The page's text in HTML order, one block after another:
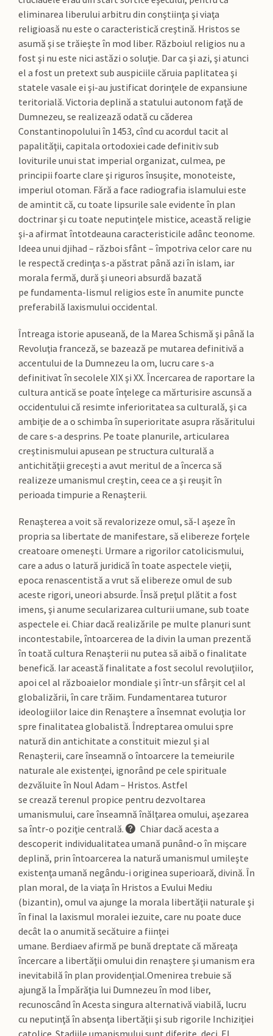
eliminarea liberului arbitru din conştiinţa şi viaţa
religioasă nu este o caracteristică creştină. Hristos se
asumă şi se trăieşte în mod liber. Războiul religios nu a
fost şi nu este nici astăzi o soluţie. Dar ca şi azi, şi atunci
el a fost un pretext sub auspiciile căruia paplitatea şi
statele vasale ei şi-au justificat dorinţele de expansiune
teritorială. Victoria deplină a statului autonom faţă de
Dumnezeu, se realizează odată cu căderea
Constantinopolului în 1453, cînd cu acordul tacit al
papalităţii, capitala ortodoxiei cade definitiv sub
loviturile unui stat imperial organizat, culmea, pe
principii foarte clare şi riguros însuşite, monoteiste,
imperiul otoman. Fără a face radiografia islamului este
de amintit că, cu toate lipsurile sale evidente în plan
doctrinar şi cu toate neputinţele mistice, această religie
şi-a afirmat întotdeauna caracteristicile adânc teonome.
Ideea unui djihad – război sfânt – împotriva celor care nu
le respectă credinţa s-a păstrat până azi în islam, iar
morala fermă, dură şi uneori absurdă bazată
pe fundamenta-lismul religios este în anumite puncte
preferabilă laxismului occidental.
Întreaga istorie apuseană, de la Marea Schismă şi până la
Revoluţia franceză, se bazează pe mutarea definitivă a
accentului de la Dumnezeu la om, lucru care s-a
definitivat în secolele XIX şi XX. Încercarea de raportare la
cultura antică se poate înţelege ca mărturisire ascunsă a
occidentului că resimte inferioritatea sa culturală, şi ca
ambiţie de a o schimba în superioritate asupra răsăritului
de care s-a desprins. Pe toate planurile, articularea
creştinismului apusean pe structura culturală a
antichităţii greceşti a avut meritul de a încerca să
realizeze umanismul creştin, ceea ce a şi reuşit în
perioada timpurie a Renaşterii.
Renaşterea a voit să revalorizeze omul, să-l aşeze în
propria sa libertate de manifestare, să elibereze forţele
creatoare omeneşti. Urmare a rigorilor catolicismului,
care a adus o latură juridică în toate aspectele vieţii,
epoca renascentistă a vrut să elibereze omul de sub
aceste rigori, uneori absurde. Însă preţul plătit a fost
imens, şi anume secularizarea culturii umane, sub toate
aspectele ei. Chiar dacă realizările pe multe planuri sunt
incontestabile, întoarcerea de la divin la uman prezentă
în toată cultura Renaşterii nu putea să aibă o finalitate
benefică. Iar această finalitate a fost secolul revoluţiilor,
apoi cel al războaielor mondiale şi într-un sfârşit cel al
globalizării, în care trăim. Fundamentarea tuturor
ideologiilor laice din Renaştere a însemnat evoluţia lor
spre finalitatea globalistă. Îndreptarea omului spre
natură din antichitate a constituit miezul şi al
Renaşterii, care înseamnă o întoarcere la temeiurile
naturale ale existenţei, ignorând pe cele spirituale
dezvăluite în Noul Adam – Hristos. Astfel
se crează terenul propice pentru dezvoltarea
umanismului, care înseamnă înălţarea omului, aşezarea
sa într-o poziţie centrală.
Chiar dacă acesta a
descoperit individualitatea umană punând-o în mişcare
deplină, prin întoarcerea la natură umanismul umileşte
existenţa umană negându-i originea superioară, divină. În
plan moral, de la viaţa în Hristos a Evului Mediu
(bizantin), omul va ajunge la morala libertăţii naturale şi
în final la laxismul moralei iezuite, care nu poate duce
decât la o anumită secătuire a fiinţei
umane. Berdiaev afirmă pe bună dreptate că măreaţa
încercare a libertăţii omului din renaştere şi umanism era
inevitabilă în plan providenţial.Omenirea trebuie să
ajungă la Împărăţia lui Dumnezeu în mod liber,
recunoscând în Acesta singura alternativă viabilă, lucru
cu neputinţă în absenţa libertăţii şi sub rigorile Inchiziţiei
catolice. Stadiile umanismului sunt diferite, deci. El